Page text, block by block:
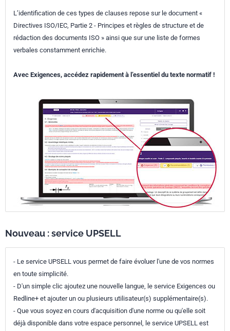
L’identification de ces types de clauses repose sur le document «
Directives ISO/IEC, Partie 2 - Principes et règles de structure et de
rédaction des documents ISO » ainsi que sur une liste de formes
verbales constamment enrichie.
Avec Exigences, accédez rapidement à l’essentiel du texte normatif !
Nouveau : service UPSELL
- Le service UPSELL vous permet de faire évoluer l'une de vos normes
en toute simplicité.
- D'un simple clic ajoutez une nouvelle langue, le service Exigences ou
Redline+ et ajouter un ou plusieurs utilisateur(s) supplémentaire(s).
- Que vous soyez en cours d'acquisition d'une norme ou qu'elle soit
déjà disponible dans votre espace personnel, le service UPSELL est